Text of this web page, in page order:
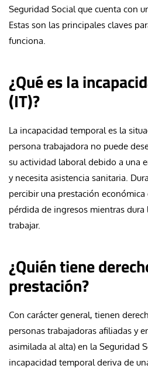
Seguridad Social que cuenta con
Estas son las principales claves
funciona.
¿Qué es la
(IT)?
La incapacidad temporal es la
persona trabajadora no puede
su actividad laboral debido a una
y necesita asistencia sanitaria.
percibir una prestación
pérdida de ingresos mientras
trabajar.
¿Quién tiene
prestación?
Con carácter general, tienen
personas trabajadoras afiliadas y
asimilada al alta) en la Seguridad
incapacidad temporal deriva de